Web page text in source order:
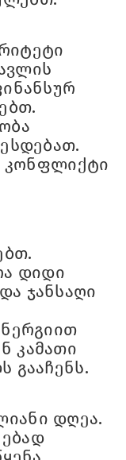
კონფლიქტი
დიდი
ჯანსაღი
კამათი
გააჩენს.
დღეა.